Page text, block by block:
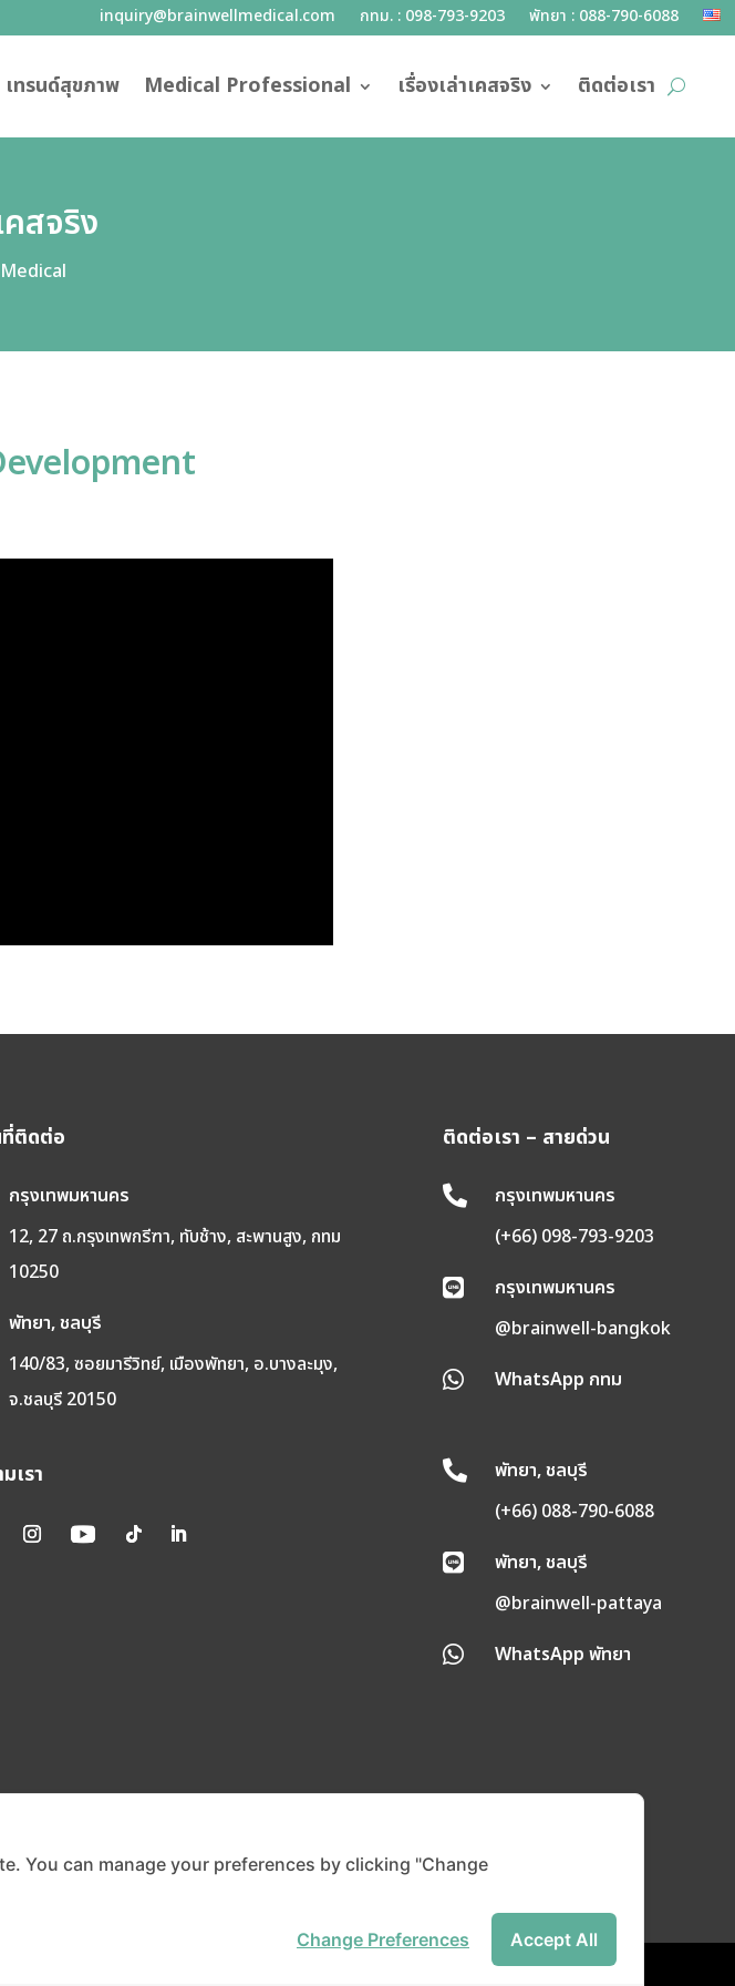
inquiry@brainwellmedical.com กทม. : 098-793-9203 พัทยา : 088-790-6088
เทรนด์สุขภาพ Medical Professional เรื่องเล่าเคสจริง ติดต่อเรา
คสจริง
ติดต่อ
กรุงเทพมหานคร
12, 27 ถ.กรุงเทพกรีฑา, ทับช้าง, สะพานสูง, กทม
10250
พัทยา, ชลบุรี
140/83, ซอยมารีวิทย์, เมืองพัทยา, อ.บางละมุง,
จ.ชลบุรี 20150
เรา
ติดต่อเรา – สายด่วน

กรุงเทพมหานคร
(+66) 098-793-9203

กรุงเทพมหานคร
@brainwell-bangkok
 WhatsApp กทม

พัทยา, ชลบุรี
(+66) 088-790-6088

พัทยา, ชลบุรี
@brainwell-pattaya
 WhatsApp พัทยา
You can manage your preferences by clicking "Change
Accept All
Change Preferences